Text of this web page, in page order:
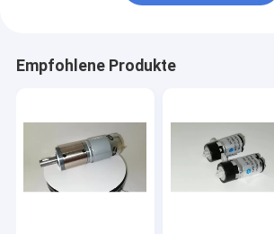
Empfohlene Produkte